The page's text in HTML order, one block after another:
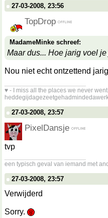
27-03-2008, 23:56
TopDrop
MadameMinke schreef:
Maar dus... Hoe jarig voel
Nou niet echt ontzettend
♥ - I miss all the places we never
27-03-2008, 23:57
PixelDansje
tvp
een typisch geval van iemand met
27-03-2008, 23:57
Verwijderd
Sorry.